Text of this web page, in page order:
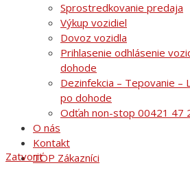
Sprostredkovanie predaja
Výkup vozidiel
Dovoz vozidla
Prihlasenie odhlásenie
dohode
Dezinfekcia – Tepovanie –
po dohode
Odťah non-stop 00421 47
O nás
Kontakt
TOP Zákazníci
Zatvoriť